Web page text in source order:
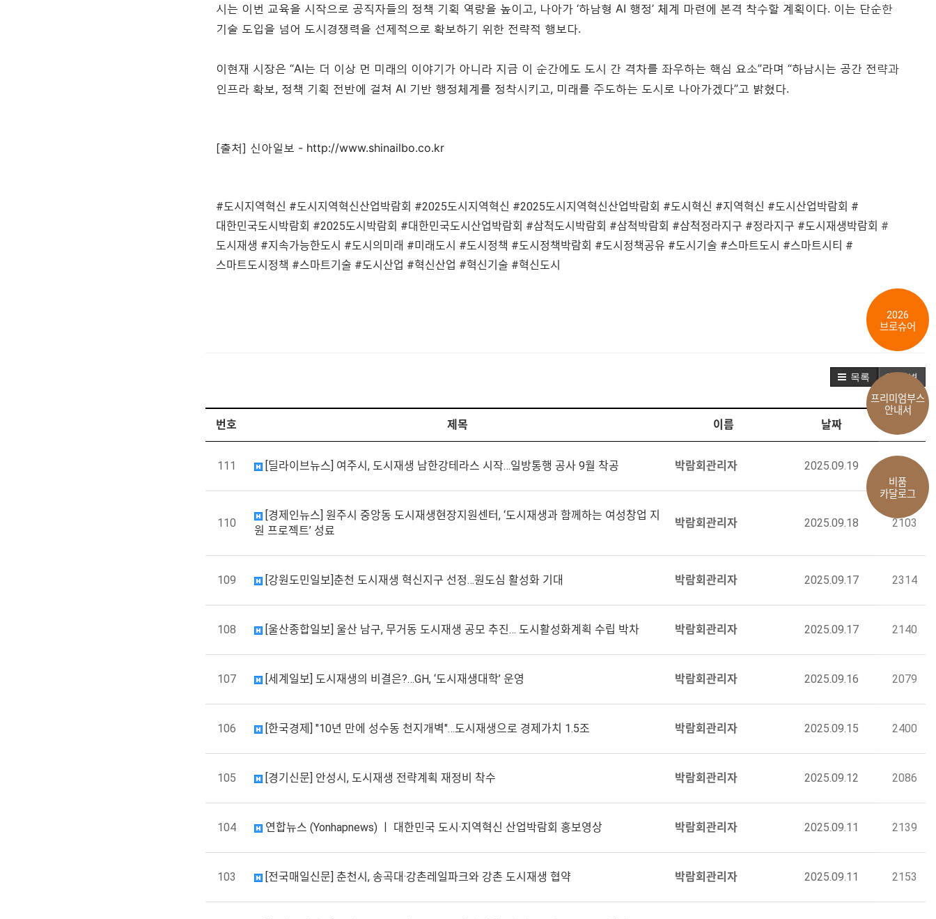
2026
브로슈어
프리미엄부스
안내서
비품
카달로그
시는 이번 교육을 시작으로 공직자들의 정책 기획 역량을 높이고, 나아가 ‘하남형 AI 행정’ 체계 마련에 본격 착수할 계획이다. 이는 단순한
기술 도입을 넘어 도시경쟁력을 선제적으로 확보하기 위한 전략적 행보다.
이현재 시장은 “AI는 더 이상 먼 미래의 이야기가 아니라 지금 이 순간에도 도시 간 격차를 좌우하는 핵심 요소”라며 “하남시는 공간 전략과
인프라 확보, 정책 기획 전반에 걸쳐 AI 기반 행정체계를 정착시키고, 미래를 주도하는 도시로 나아가겠다”고 밝혔다.
[출처] 신아일보 - http://www.shinailbo.co.kr
#도시지역혁신 #도시지역혁신산업박람회 #2025도시지역혁신 #2025도시지역혁신산업박람회 #도시혁신 #지역혁신 #도시산업박람회 #
대한민국도시박람회 #2025도시박람회 #대한민국도시산업박람회 #삼척도시박람회 #삼척박람회 #삼척정라지구 #정라지구 #도시재생박람회 #
도시재생 #지속가능한도시 #도시의미래 #미래도시 #도시정책 #도시정책박람회 #도시정책공유 #도시기술 #스마트도시 #스마트시티 #
스마트도시정책 #스마트기술 #도시산업 #혁신산업 #혁신기술 #혁신도시
목록 답변
번호 제목 이름 날짜
111 [딜라이브뉴스] 여주시, 도시재생 남한강테라스 시작…일방통행 공사 9월 착공 박람회관리자 2025.09.19 2081
110
[경제인뉴스] 원주시 중앙동 도시재생현장지원센터, ‘도시재생과 함께하는 여성창업 지
원 프로젝트’ 성료
박람회관리자 2025.09.18 2103
109 [강원도민일보]춘천 도시재생 혁신지구 선정…원도심 활성화 기대 박람회관리자 2025.09.17 2314
108 [울산종합일보] 울산 남구, 무거동 도시재생 공모 추진… 도시활성화계획 수립 박차 박람회관리자 2025.09.17 2140
107 [세계일보] 도시재생의 비결은?…GH, ‘도시재생대학’ 운영 박람회관리자 2025.09.16 2079
106 [한국경제] "10년 만에 성수동 천지개벽"…도시재생으로 경제가치 1.5조 박람회관리자 2025.09.15 2400
105 [경기신문] 안성시, 도시재생 전략계획 재정비 착수 박람회관리자 2025.09.12 2086
104 연합뉴스 (Yonhapnews) ㅣ 대한민국 도시·지역혁신 산업박람회 홍보영상 박람회관리자 2025.09.11 2139
103 [전국매일신문] 춘천시, 송곡대·강촌레일파크와 강촌 도시재생 협약 박람회관리자 2025.09.11 2153